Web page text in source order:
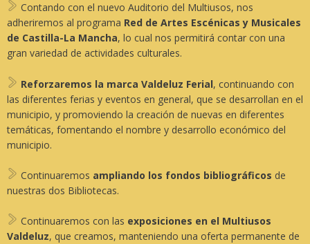
Contando con el nuevo Auditorio del Multiusos, nos
adheriremos al programa Red de Artes Escénicas y Musicales
de Castilla-La Mancha, lo cual nos permitirá contar con una
gran variedad de actividades culturales.
Reforzaremos la marca Valdeluz Ferial, continuando con
las diferentes ferias y eventos en general, que se desarrollan en el
municipio, y promoviendo la creación de nuevas en diferentes
temáticas, fomentando el nombre y desarrollo económico del
municipio.
Continuaremos ampliando los fondos bibliográficos de
nuestras dos Bibliotecas.
Continuaremos con las exposiciones en el Multiusos
Valdeluz, que creamos, manteniendo una oferta permanente de